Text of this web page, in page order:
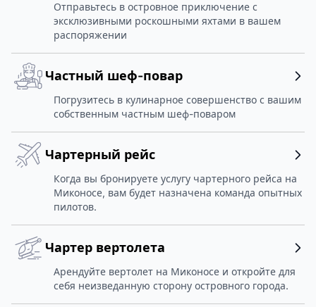
Отправьтесь в островное приключение с
эксклюзивными роскошными яхтами в вашем
распоряжении
Частный шеф-повар
Погрузитесь в кулинарное совершенство с вашим
собственным частным шеф-поваром
Чартерный рейс
Когда вы бронируете услугу чартерного рейса на
Миконосе, вам будет назначена команда опытных
пилотов.
Чартер вертолета
Арендуйте вертолет на Миконосе и откройте для
себя неизведанную сторону островного города.